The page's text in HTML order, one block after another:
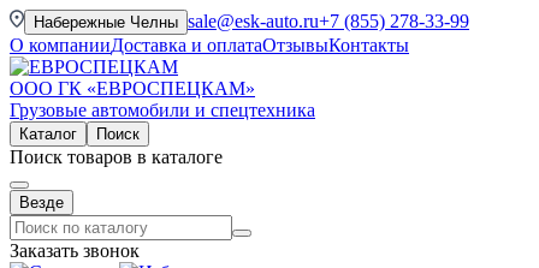
Набережные Челны sale@esk-auto.ru+7 (855) 278-33-99
О компанииДоставка и оплатаОтзывыКонтакты
ООО ГК «ЕВРОСПЕЦКАМ»
Грузовые автомобили и спецтехника
Каталог Поиск
Поиск товаров в каталоге
Везде
Заказать звонок